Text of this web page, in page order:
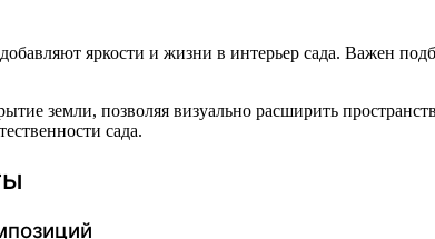
яркости и жизни в интерьер сада. Важен
земли, позволяя визуально расширить
сада.